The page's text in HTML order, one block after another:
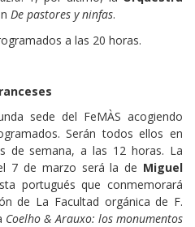
De pastores y ninfas.
a las 20 horas.
sede del FeMÀS acogiendo
Serán todos ellos en
de semana, a las 12 horas. La
7 de marzo será la de Miguel
portugués que conmemorará
de La Facultad orgánica de F.
Coelho & Arauxo: los monumentos